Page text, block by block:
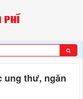
ung thư, ngăn